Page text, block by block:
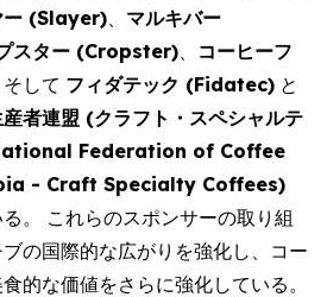
ー (Slayer)、 マルキバー
スター (Cropster)、 コーヒーフ
そして フィダテック (Fidatec) と
者連盟 (クラフト・スペシャルテ
Federation of Coffee
- Craft Specialty Coffees)
。 これらのスポンサーの取り組
の国際的な広がりを強化し、コー
的な価値をさらに強化している。